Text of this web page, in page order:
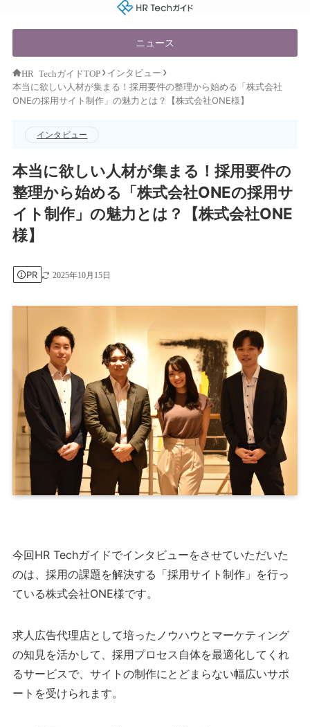
HR Techガイド
ニュース
HR TechガイドTOP
インタビュー
本当に欲しい人材が集まる！採用要件の整理から始める「株式会社
ONEの採用サイト制作」の魅力とは？【株式会社ONE様】
インタビュー
本当に欲しい人材が集まる！採用要件の
整理から始める「株式会社ONEの採用サ
イト制作」の魅力とは？【株式会社ONE
様】
PR 2025年10月15日
今回HR Techガイドでインタビューをさせていただいた
のは、採用の課題を解決する「採用サイト制作」を行っ
ている株式会社ONE様です。
求人広告代理店として培ったノウハウとマーケティング
の知見を活かして、採用プロセス自体を最適化してくれ
るサービスで、サイトの制作にとどまらない幅広いサポ
ートを受けられます。